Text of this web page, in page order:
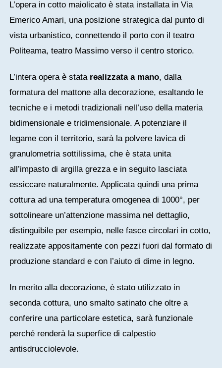
L’opera in cotto maiolicato è stata installata in Via
Emerico Amari, una posizione strategica dal punto di
vista urbanistico, connettendo il porto con il teatro
Politeama, teatro Massimo verso il centro storico.
L’intera opera è stata realizzata a mano, dalla
formatura del mattone alla decorazione, esaltando le
tecniche e i metodi tradizionali nell’uso della materia
bidimensionale e tridimensionale. A potenziare il
legame con il territorio, sarà la polvere lavica di
granulometria sottilissima, che è stata unita
all’impasto di argilla grezza e in seguito lasciata
essiccare naturalmente. Applicata quindi una prima
cottura ad una temperatura omogenea di 1000°, per
sottolineare un’attenzione massima nel dettaglio,
distinguibile per esempio, nelle fasce circolari in cotto,
realizzate appositamente con pezzi fuori dal formato di
produzione standard e con l’aiuto di dime in legno.
In merito alla decorazione, è stato utilizzato in
seconda cottura, uno smalto satinato che oltre a
conferire una particolare estetica, sarà funzionale
perché renderà la superfice di calpestio
antisdrucciolevole.